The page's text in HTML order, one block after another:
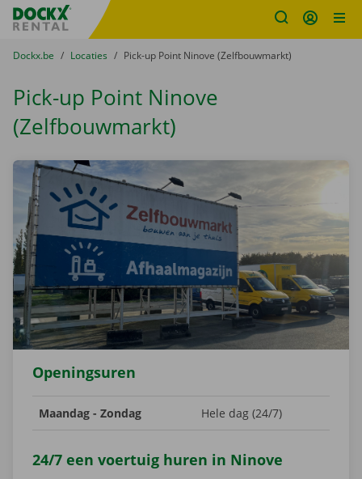
Fratello DEMO
U bevindt zich hier:
van
Dockx.be naar
Locaties naar
Pick-up Point Ninove (Zelfbouwmarkt)
Pick-up Point Ninove
(Zelfbouwmarkt)
Openingsuren
Maandag - Zondag Hele dag (24/7)
24/7 een voertuig huren in Ninove